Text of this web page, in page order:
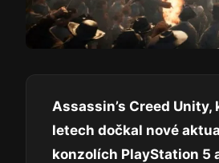
Assassin’s Creed
letech dočkal nové
konzolích PlayStation 5